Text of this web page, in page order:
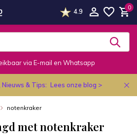
4.9
0
via E-mail en Whatsapp
& Tips: Lees onze blog >
notenkraker
met notenkraker